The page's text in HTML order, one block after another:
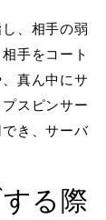
、相手の弱
手をコート
真ん中にサ
スピンサー
き、サーバ
る際